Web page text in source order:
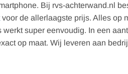
Bij rvs-achterwand.nl
voor de allerlaagste prijs. Alles op
super eenvoudig. In een
op maat. Wij leveren aan